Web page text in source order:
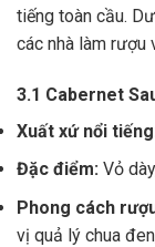
tiếng toàn cầu.
các nhà làm rượu
3.1 Cabernet
Xuất xứ nổi
Đặc điểm: Vỏ
Phong cách
vị quả lý chua